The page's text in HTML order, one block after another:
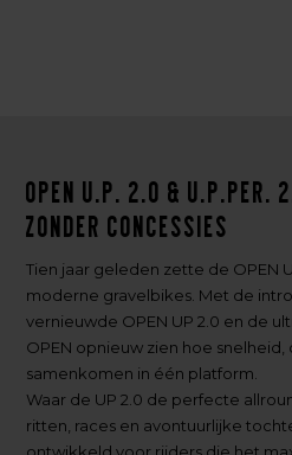
OPEN U.P. 2.0 &
zonder concessies
Tien jaar geleden zette de OPEN
moderne gravelbikes. Met de
vernieuwde OPEN UP 2.0 en de
OPEN opnieuw zien hoe
samenkomen in één platform.
Waar de UP 2.0 de perfecte
ritten, races en avontuurlijke